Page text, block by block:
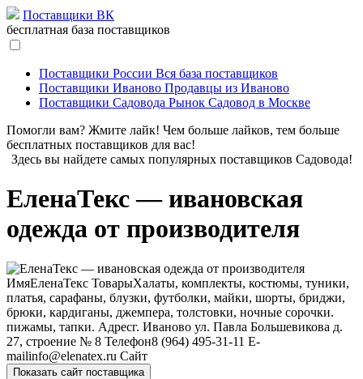
Поставщики ВК
бесплатная база поставщиков
Поставщики России Вся база поставщиков
Поставщики Иваново Продавцы из Иваново
Поставщики Садовода Рынок Садовод в Москве
Помогли вам? Жмите лайк! Чем больше лайков, тем больше
бесплатных поставщиков для вас!
Здесь вы найдете самых популярных поставщиков Садовода!
ЕленаТекс — ивановская
одежда от производителя
ИмяЕленаТекс ТоварыХалаты, комплекты, костюмы, туники,
платья, сарафаны, блузки, футболки, майки, шорты, бриджи,
брюки, кардиганы, джемпера, толстовки, ночные сорочки.
пижамы, тапки. Адресг. Иваново ул. Павла Большевикова д.
27, строение № 8 Телефон8 (964) 495-31-11 E-
mailinfo@elenatex.ru Сайт
Показать сайт поставщика